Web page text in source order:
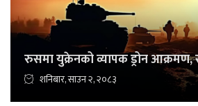
रुसमा युक्रेनको व्यापक ड्रोन
शनिबार, साउन २, २०८३